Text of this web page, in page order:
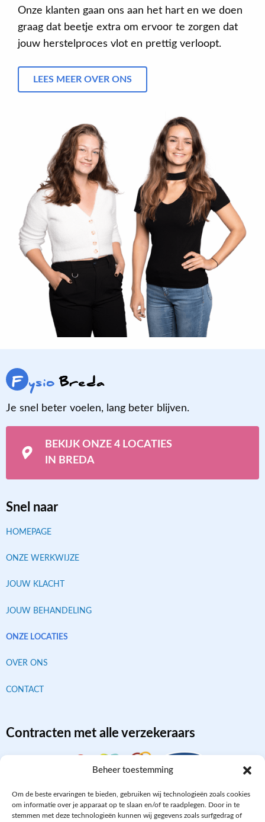
Beheer toestemming
Om de beste ervaringen te bieden, gebruiken wij technologieën zoals cookies
om informatie over je apparaat op te slaan en/of te raadplegen. Door in te
stemmen met deze technologieën kunnen wij gegevens zoals surfgedrag of
Onze klanten gaan ons aan het hart en we doen
graag dat beetje extra om ervoor te zorgen dat
jouw herstelproces vlot en prettig verloopt.
LEES MEER OVER ONS
F ysioBreda
Je snel beter voelen, lang beter blijven.
BEKIJK ONZE 4 LOCATIES
IN BREDA
Snel naar
HOMEPAGE
ONZE WERKWIJZE
JOUW KLACHT
JOUW BEHANDELING
ONZE LOCATIES
OVER ONS
CONTACT
Contracten met alle verzekeraars